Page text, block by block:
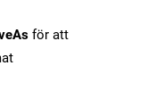
för att